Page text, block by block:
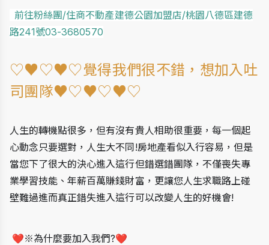
前往粉絲團/住商不動產建德公園加盟店/桃園八德區建德
路241號03-3680570
♡♥♡♥♡覺得我們很不錯，想加入吐
司團隊♥♡♥♡♥♡
人生的轉機點很多，但有沒有貴人相助很重要，每一個起
心動念只要選對，人生大不同!房地產看似入行容易，但是
當您下了很大的決心進入這行但錯選錯團隊，不僅喪失專
業學習技能、年薪百萬賺錢財富，更讓您人生求職路上碰
壁難過進而真正錯失進入這行可以改變人生的好機會!
❤️※為什麼要加入我們?❤️